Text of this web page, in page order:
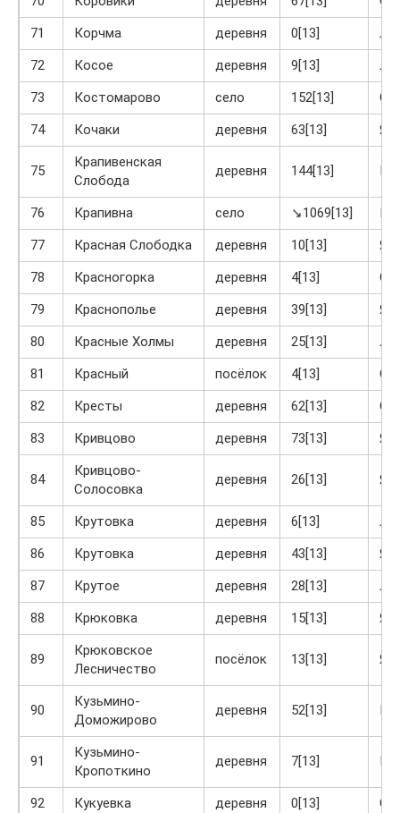
71
Корчма деревня 0[13]
72
Косое деревня 9[13]
73
Костомарово село 152[13]
74
Кочаки деревня 63[13]
75
Крапивенская
Слобода
деревня 144[13]
76 Крапивна село ↘1069[13]
77
Красная Слободка деревня 10[13]
78
Красногорка деревня 4[13]
79
Краснополье деревня 39[13]
80
Красные Холмы деревня 25[13]
81
Красный посёлок 4[13]
82
Кресты деревня 62[13]
83
Кривцово деревня 73[13]
84
Кривцово-
Солосовка
деревня 26[13]
85 Крутовка деревня 6[13]
86
Крутовка деревня 43[13]
87
Крутое деревня 28[13]
88
Крюковка деревня 15[13]
89
Крюковское
Лесничество
посёлок 13[13]
90
Кузьмино-
Доможирово
деревня 52[13]
91
Кузьмино-
Кропоткино
деревня 7[13]
92 Кукуевка деревня 0[13]